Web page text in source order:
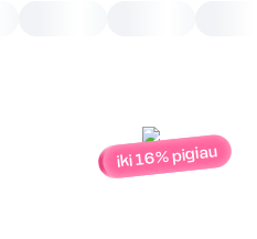
iki 16% pigiau